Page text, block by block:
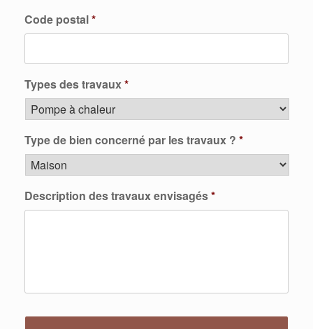
Code postal*
Types des travaux*
Type de bien concerné par les travaux ? *
Description des travaux envisagés*